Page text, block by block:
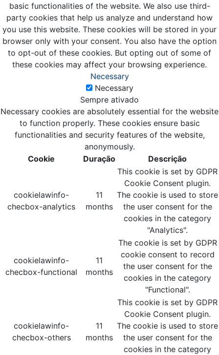
basic functionalities of the website. We also use third-
party cookies that help us analyze and understand how
you use this website. These cookies will be stored in your
browser only with your consent. You also have the option
to opt-out of these cookies. But opting out of some of
these cookies may affect your browsing experience.
Necessary
Necessary
Sempre ativado
Necessary cookies are absolutely essential for the website
to function properly. These cookies ensure basic
functionalities and security features of the website,
anonymously.
Cookie
Duração Descrição
cookielawinfo-
checbox-analytics
11
months
This cookie is set by GDPR
Cookie Consent plugin.
The cookie is used to store
the user consent for the
cookies in the category
"Analytics".
cookielawinfo-
checbox-functional
11
months
The cookie is set by GDPR
cookie consent to record
the user consent for the
cookies in the category
"Functional".
cookielawinfo-
checbox-others
11
months
This cookie is set by GDPR
Cookie Consent plugin.
The cookie is used to store
the user consent for the
cookies in the category